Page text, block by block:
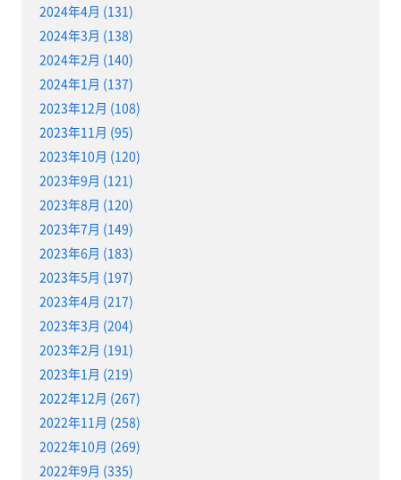
2024年4月 (131)
2024年3月 (138)
2024年2月 (140)
2024年1月 (137)
2023年12月 (108)
2023年11月 (95)
2023年10月 (120)
2023年9月 (121)
2023年8月 (120)
2023年7月 (149)
2023年6月 (183)
2023年5月 (197)
2023年4月 (217)
2023年3月 (204)
2023年2月 (191)
2023年1月 (219)
2022年12月 (267)
2022年11月 (258)
2022年10月 (269)
2022年9月 (335)